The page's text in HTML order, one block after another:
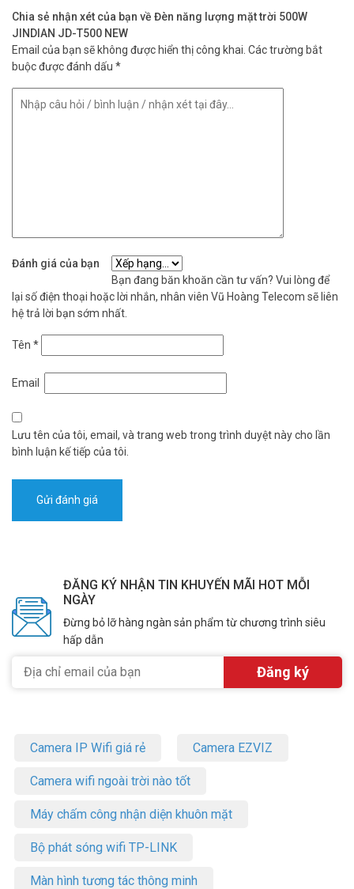
trong suốt quá trình mua hàng và sử dụng sản phẩm.
Với những ưu điểm vượt trội, đèn năng lượng mặt trời JINDIAN
T500 NEW là giải pháp chiếu sáng hoàn hảo cho mọi không gian.
Thông tin sản phẩm đèn năng lượng mặt
– Phương pháp điều khiển: điều khiển từ xa, điều khiển ánh sáng
– Cấp độ chống thấm nước: IP67
– Tấm Pin Monocrystaline 30W
– Kích thước tấm pin: 530 *350 * 17mm
– Kích thước đèn: 418*377*89mm
– Xuất xứ: Trung Quốc.
– Thời gian bảo hành: 1 năm
Đặt mua đèn solar JINDIAN ngay hôm nay để được hỗ trợ giá tốt
nhất. Tham khảo thêm thông tin tạiFacebook Vuhoangtelecom
nhé.
Chia sẻ nhận xét của bạn về Đèn năng lượng mặt trời 500W
JINDIAN JD-T500 NEW
Email của bạn sẽ không được hiển thị công khai. Các trường bắt
buộc được đánh dấu *
Đánh giá của bạn
Bạn đang băn khoăn cần tư vấn? Vui lòng để
lại số điện thoại hoặc lời nhắn, nhân viên Vũ Hoàng Telecom sẽ liên
hệ trả lời bạn sớm nhất.
Tên *
Email
Lưu tên của tôi, email, và trang web trong trình duyệt này cho lần
bình luận kế tiếp của tôi.
ĐĂNG KÝ NHẬN TIN KHUYẾN MÃI HOT MỖI
NGÀY
Đừng bỏ lỡ hàng ngàn sản phẩm từ chương trình siêu
hấp dẫn
Camera IP Wifi giá rẻ Camera EZVIZ
Camera wifi ngoài trời nào tốt
Máy chấm công nhận diện khuôn mặt
Bộ phát sóng wifi TP-LINK
Màn hình tương tác thông minh